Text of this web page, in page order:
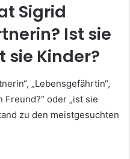
Sigrid
Ist sie
sie Kinder?
„Lebensgefährtin“,
Freund?“ oder „ist sie
zu den meistgesuchten